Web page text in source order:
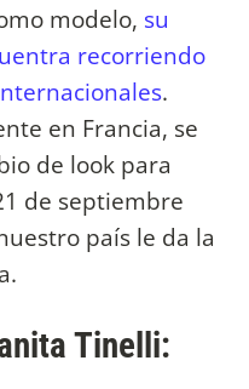
modelo, su
recorriendo
.
en Francia, se
de look para
de septiembre
país le da la
Tinelli: